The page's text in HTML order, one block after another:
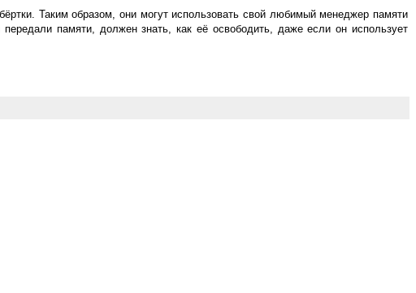
Таким образом, они могут использовать свой любимый менеджер памяти
памяти, должен знать, как её освободить, даже если он использует